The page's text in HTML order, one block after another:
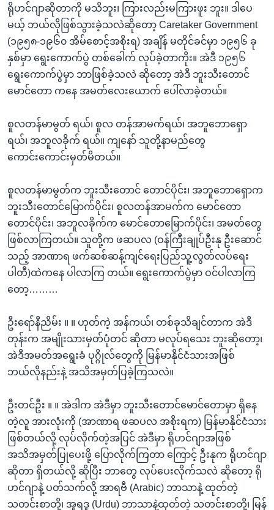
ရိုဟင်ဂျာဆိုတာကို မသိဘူး၊ ကြားလည်းမကြားဖူး ဘူး။ ဒါပေ
မယ့် ဘယ်လိုဖြစ်သွားခဲ့သလဲဆိုတော့ Caretaker Government
(၁၉၅၈-၁၉၆၀ အိမ်စောင့်အစိုးရ) အချိန် မတိုင်ခင်မှာ ၁၉၅၆ ခု
နှစ်မှာ ရွေးကောက်ပွဲ တစ်ခေါက် လုပ်ခဲ့တာကိုး။ အဲဒီ ၁၉၅၆
ရွေးကောက်ပွဲမှာ ဘာဖြစ်ခဲ့သလဲ ဆိုတော့ အဲဒီ ဘူးသီးတောင်
မောင်တော ကနေ အမတ်လေးယောက် ပေါ်လာခဲ့တယ်။
စူလတန်မာမွတ် ရယ်၊ စူလ တန်အာမက်ရယ်၊ အဘူဘောရှော
ရယ်၊ အဘူလခိုက် ရယ်။ ကျနော် သူတို့နာမည်တွေ
ကောင်းကောင်းမှတ်မိတယ်။
စူလတန်မာမွတ်က ဘူးသီးတောင် တောင်ပိုင်း၊ အဘူဘောရှောက
ဘူးသီးတောင်မြောက်ပိုင်း၊ စူလတန်အာမက်က မောင်တော
တောင်ပိုင်း၊ အဘူလခိုက်က မောင်တောမြောက်ပိုင်း၊ အမတ်တွေ
ဖြစ်လာကြတယ်။ သူတို့က ဖဆပလ (ဝန်ကြီးချုပ်ဦးနု ဦးဆောင်
သည့် အာဏာရ ဖက်ဆစ်ဆန့်ကျင်ရေးပြည်သူ့လွတ်လပ်ရေး
ပါတီ)ထဲကနေ ပါလာကြ တယ်။ ရွေးကောက်ပွဲမှာ ဝင်ပါလာကြ
တော့………
ဦးရော်နီညိမ်း ။ ။ ဟုတ်ကဲ့ အန်ကယ်၊ တစ်ခုသိချင်တာက အဲဒီ
တုန်းက အမျိုးသားမှတ်ပုံတင် ဆိုတာ မလုပ်ရသေး ဘူးဆိုတော့၊
အဲဒီအမတ်အရွေးခံ ပုဂ္ဂိုလ်တွေကို မြန်မာနိုင်ငံသားအဖြစ်
ဘယ်လိုနည်းနဲ့ အသိအမှတ်ပြခဲ့ကြသလဲ။
ဦးတင်ဦး ။ ။ အဲဒါက အဲဒီမှာ ဘူးသီးတောင်မောင်တောမှာ ရှိနေ
တဲ့လူ အားလုံးကို (အာဏာရ ဖဆပလ အစိုးရက) မြန်မာနိုင်ငံသား
ဖြစ်တယ်လို့ လုပ်လိုက်တဲ့အပြင် အဲဒီမှာ ရိုဟင်ဂျာအဖြစ်
အသိအမှတ်ပြုပေးဖို့ ပြောလိုက်ကြတာ ကြောင့် ဦးနုက ရိုဟင်ဂျာ
ဆိုတာ ရှိတယ်လို့ ဆိုပြီး ဘာတွေ လုပ်ပေးလိုက်သလဲ ဆိုတော့ ရို
ဟင်ဂျာနဲ့ ပတ်သက်လို့ အာရဗီ (Arabic) ဘာသာနဲ့ ထုတ်တဲ့
သတင်းစာတို့၊ အူရဒူ (Urdu) ဘာသာနဲ့ထုတ်တဲ့ သတင်းစာတို့၊ မြန်